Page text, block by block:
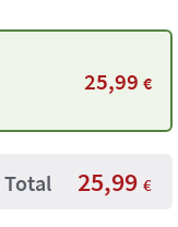
25,99 €
Total 25,99 €